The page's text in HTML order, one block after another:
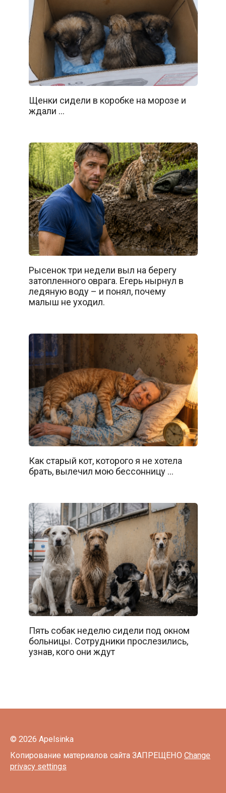
Щенки сидели в коробке на морозе и
ждали …
Рысенок три недели выл на берегу
затопленного оврага. Егерь нырнул в
ледяную воду – и понял, почему
малыш не уходил.
Как старый кот, которого я не хотела
брать, вылечил мою бессонницу …
Пять собак неделю сидели под окном
больницы. Сотрудники прослезились,
узнав, кого они ждут
© 2026 Apelsinka
Копирование материалов сайта ЗАПРЕЩЕНО Change
privacy settings